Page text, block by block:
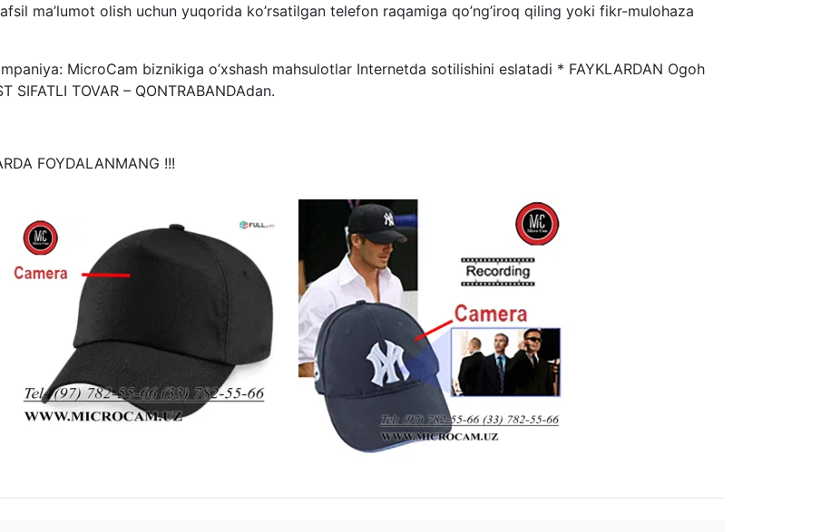
ma’lumot olish uchun yuqorida ko’rsatilgan telefon raqamiga qo’ng’iroq qiling yoki fikr-mulohaza
MicroCam biznikiga o’xshash mahsulotlar Internetda sotilishini eslatadi * FAYKLARDAN Ogoh
SIFATLI TOVAR – QONTRABANDAdan.
FOYDALANMANG !!!